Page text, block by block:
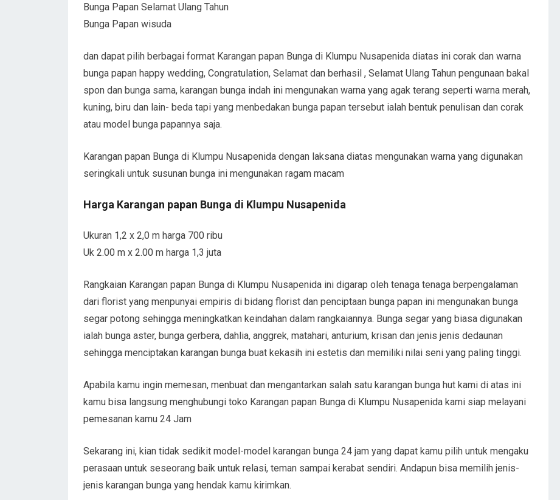
Bunga Papan Selamat Ulang Tahun
Bunga Papan wisuda
dan dapat pilih berbagai format Karangan papan Bunga di Klumpu Nusapenida diatas ini corak dan warna
bunga papan happy wedding, Congratulation, Selamat dan berhasil , Selamat Ulang Tahun pengunaan bakal
spon dan bunga sama, karangan bunga indah ini mengunakan warna yang agak terang seperti warna merah,
kuning, biru dan lain- beda tapi yang menbedakan bunga papan tersebut ialah bentuk penulisan dan corak
atau model bunga papannya saja.
Karangan papan Bunga di Klumpu Nusapenida dengan laksana diatas mengunakan warna yang digunakan
seringkali untuk susunan bunga ini mengunakan ragam macam
Harga Karangan papan Bunga di Klumpu Nusapenida
Ukuran 1,2 x 2,0 m harga 700 ribu
Uk 2.00 m x 2.00 m harga 1,3 juta
Rangkaian Karangan papan Bunga di Klumpu Nusapenida ini digarap oleh tenaga tenaga berpengalaman
dari florist yang menpunyai empiris di bidang florist dan penciptaan bunga papan ini mengunakan bunga
segar potong sehingga meningkatkan keindahan dalam rangkaiannya. Bunga segar yang biasa digunakan
ialah bunga aster, bunga gerbera, dahlia, anggrek, matahari, anturium, krisan dan jenis jenis dedaunan
sehingga menciptakan karangan bunga buat kekasih ini estetis dan memiliki nilai seni yang paling tinggi.
Apabila kamu ingin memesan, menbuat dan mengantarkan salah satu karangan bunga hut kami di atas ini
kamu bisa langsung menghubungi toko Karangan papan Bunga di Klumpu Nusapenida kami siap melayani
pemesanan kamu 24 Jam
Sekarang ini, kian tidak sedikit model-model karangan bunga 24 jam yang dapat kamu pilih untuk mengaku
perasaan untuk seseorang baik untuk relasi, teman sampai kerabat sendiri. Andapun bisa memilih jenis-
jenis karangan bunga yang hendak kamu kirimkan.